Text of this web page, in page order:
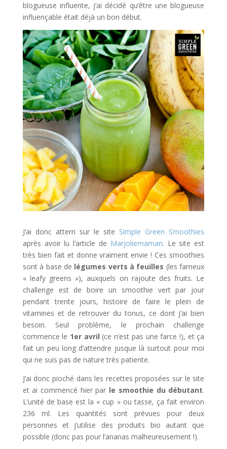
blogueuse influente, j’ai décidé qu’être une blogueuse
influençable était déjà un bon début.
J’ai donc atterri sur le site Simple Green Smoothies
après avoir lu l’article de Marjoliemaman. Le site est
très bien fait et donne vraiment envie ! Ces smoothies
sont à base de légumes verts à feuilles (les fameux
« leafy greens »), auxquels on rajoute des fruits. Le
challenge est de boire un smoothie vert par jour
pendant trente jours, histoire de faire le plein de
vitamines et de retrouver du tonus, ce dont j’ai bien
besoin. Seul problème, le prochain challenge
commence le 1er avril (ce n’est pas une farce !), et ça
fait un peu long d’attendre jusque là surtout pour moi
qui ne suis pas de nature très patiente.
J’ai donc pioché dans les recettes proposées sur le site
et ai commencé hier par le smoothie du débutant.
L’unité de base est la « cup » ou tasse, ça fait environ
236 ml. Les quantités sont prévues pour deux
personnes et j’utilise des produits bio autant que
possible (donc pas pour l’ananas malheureusement !).